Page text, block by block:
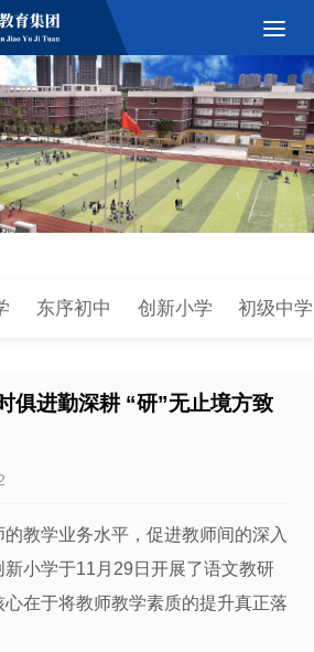
东序初中 创新小学 初级中学
俱进勤深耕 “研”无止境方致
学业务水平，促进教师间的深入
小学于11月29日开展了语文教研
在于将教师教学素质的提升真正落